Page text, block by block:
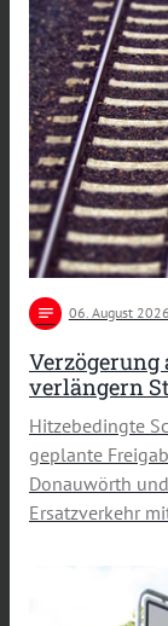
notes 06. August
Verzögerung
verlängern
Hitzebedingte
geplante
Donauwörth
Ersatzverkehr